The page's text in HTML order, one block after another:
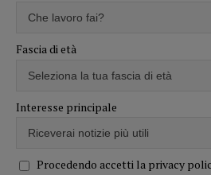
Fascia di età
Interesse principale
Procedendo accetti la privacy